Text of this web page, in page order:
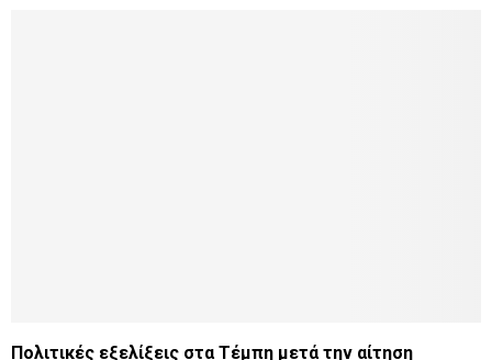
Πολιτικές εξελίξεις στα Τέμπη μετά την αίτηση